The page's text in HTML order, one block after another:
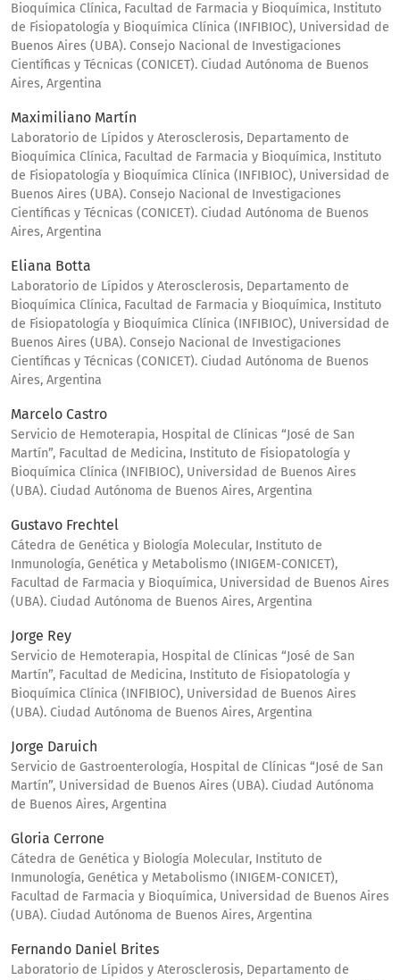
Bioquímica Clínica, Facultad de Farmacia y Bioquímica, Instituto
de Fisiopatología y Bioquímica Clínica (INFIBIOC), Universidad de
Buenos Aires (UBA). Consejo Nacional de Investigaciones
Científicas y Técnicas (CONICET). Ciudad Autónoma de Buenos
Aires, Argentina
Maximiliano Martín
Laboratorio de Lípidos y Aterosclerosis, Departamento de
Bioquímica Clínica, Facultad de Farmacia y Bioquímica, Instituto
de Fisiopatología y Bioquímica Clínica (INFIBIOC), Universidad de
Buenos Aires (UBA). Consejo Nacional de Investigaciones
Científicas y Técnicas (CONICET). Ciudad Autónoma de Buenos
Aires, Argentina
Eliana Botta
Laboratorio de Lípidos y Aterosclerosis, Departamento de
Bioquímica Clínica, Facultad de Farmacia y Bioquímica, Instituto
de Fisiopatología y Bioquímica Clínica (INFIBIOC), Universidad de
Buenos Aires (UBA). Consejo Nacional de Investigaciones
Científicas y Técnicas (CONICET). Ciudad Autónoma de Buenos
Aires, Argentina
Marcelo Castro
Servicio de Hemoterapia, Hospital de Clínicas “José de San
Martín”, Facultad de Medicina, Instituto de Fisiopatología y
Bioquímica Clínica (INFIBIOC), Universidad de Buenos Aires
(UBA). Ciudad Autónoma de Buenos Aires, Argentina
Gustavo Frechtel
Cátedra de Genética y Biología Molecular, Instituto de
Inmunología, Genética y Metabolismo (INIGEM-CONICET),
Facultad de Farmacia y Bioquímica, Universidad de Buenos Aires
(UBA). Ciudad Autónoma de Buenos Aires, Argentina
Jorge Rey
Servicio de Hemoterapia, Hospital de Clínicas “José de San
Martín”, Facultad de Medicina, Instituto de Fisiopatología y
Bioquímica Clínica (INFIBIOC), Universidad de Buenos Aires
(UBA). Ciudad Autónoma de Buenos Aires, Argentina
Jorge Daruich
Servicio de Gastroenterología, Hospital de Clínicas “José de San
Martín”, Universidad de Buenos Aires (UBA). Ciudad Autónoma
de Buenos Aires, Argentina
Gloria Cerrone
Cátedra de Genética y Biología Molecular, Instituto de
Inmunología, Genética y Metabolismo (INIGEM-CONICET),
Facultad de Farmacia y Bioquímica, Universidad de Buenos Aires
(UBA). Ciudad Autónoma de Buenos Aires, Argentina
Fernando Daniel Brites
Laboratorio de Lípidos y Aterosclerosis, Departamento de